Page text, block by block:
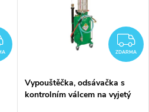
ZDARMA
ZDARMA
Vypouštěčka, odsávačka s
kontrolním válcem na vyjetý